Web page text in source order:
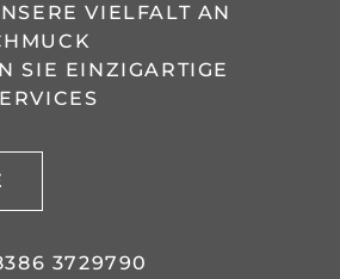
VIELFALT AN
SIE EINZIGARTIGE H
3729790